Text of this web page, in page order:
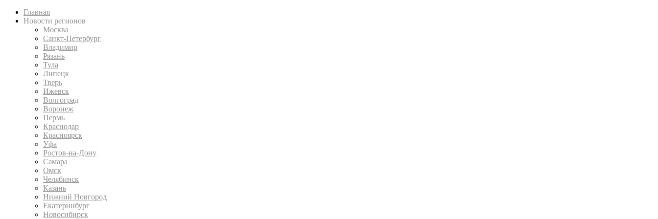
Главная
Новости регионов
Москва
Санкт-Петербург
Владимир
Рязань
Тула
Липецк
Тверь
Ижевск
Волгоград
Воронеж
Пермь
Краснодар
Красноярск
Уфа
Ростов-на-Дону
Самара
Омск
Челябинск
Казань
Нижний Новгород
Екатеринбург
Новосибирск